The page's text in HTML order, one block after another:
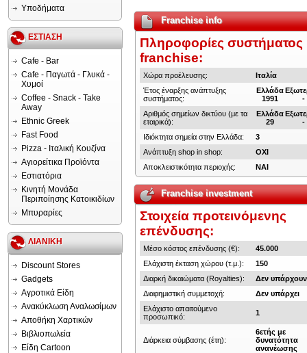
Υποδήματα
ΕΣΤΙΑΣΗ
Cafe - Bar
Cafe - Παγωτά - Γλυκά -
Χυμοί
Coffee - Snack - Take
Away
Ethnic Greek
Fast Food
Pizza - Ιταλική Κουζίνα
Αγιορείτικα Προϊόντα
Εστιατόρια
Κινητή Μονάδα
Περιποίησης Κατοικιδίων
Μπυραρίες
ΛΙΑΝΙΚΗ
Discount Stores
Gadgets
Αγροτικά Είδη
Ανακύκλωση Αναλωσίμων
Αποθήκη Χαρτικών
Βιβλιοπωλεία
Είδη Cartoon
Franchise info
Πληροφορίες συστήματος
franchise:
Χώρα προέλευσης:
Ιταλία
Έτος έναρξης ανάπτυξης
συστήματος:
Ελλάδα
1991
-
Αριθμός σημείων δικτύου (με τα
εταιρικά):
Ελλάδα
29
-
Ιδιόκτητα σημεία στην Ελλάδα:
3
Ανάπτυξη shop in shop:
ΟΧΙ
Αποκλειστικότητα περιοχής:
ΝΑΙ
Franchise investment
Στοιχεία προτεινόμενης
επένδυσης:
Μέσο κόστος επένδυσης (€):
45.000
Ελάχιστη έκταση χώρου (τ.μ.):
150
Διαρκή δικαιώματα (Royalties):
Δεν υπάρχουν
Διαφημιστική συμμετοχή:
Δεν υπάρχει
Ελάχιστο απαιτούμενο
προσωπικό:
1
Διάρκεια σύμβασης (έτη):
6ετής με
δυνατότητα
ανανέωσης